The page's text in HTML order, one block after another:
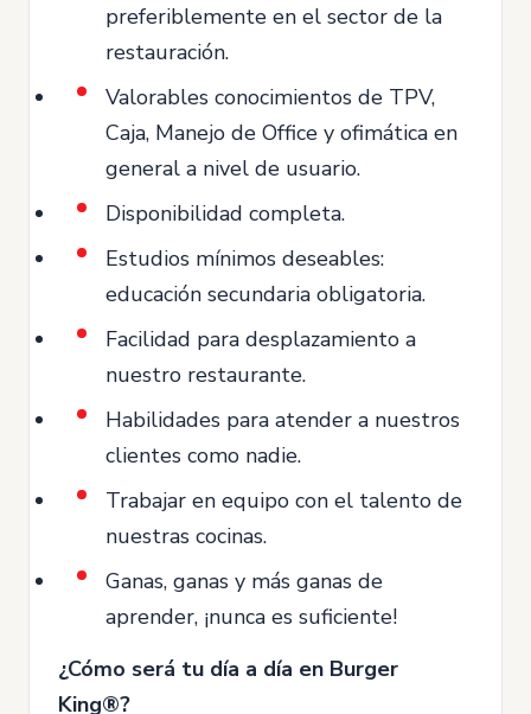
preferiblemente en el sector de la
restauración.
Valorables conocimientos de TPV,
Caja, Manejo de Office y ofimática en
general a nivel de usuario.
Disponibilidad completa.
Estudios mínimos deseables:
educación secundaria obligatoria.
Facilidad para desplazamiento a
nuestro restaurante.
Habilidades para atender a nuestros
clientes como nadie.
Trabajar en equipo con el talento de
nuestras cocinas.
Ganas, ganas y más ganas de
aprender, ¡nunca es suficiente!
¿Cómo será tu día a día en Burger
King®?